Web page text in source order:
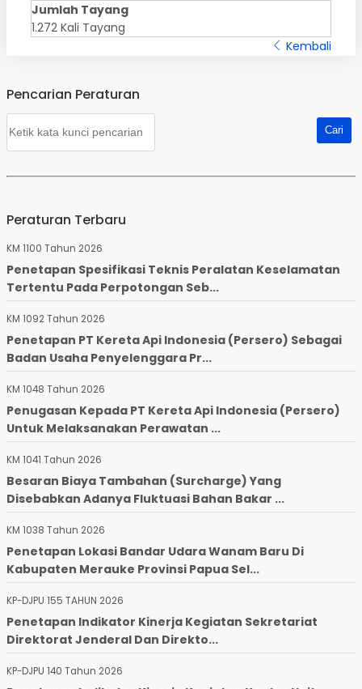
Jumlah Tayang
1.272 Kali Tayang
Kembali
Pencarian Peraturan
Peraturan Terbaru
KM 1100 Tahun 2026
Penetapan Spesifikasi Teknis Peralatan Keselamatan
Tertentu Pada Perpotongan Seb...
KM 1092 Tahun 2026
Penetapan PT Kereta Api Indonesia (Persero) Sebagai
Badan Usaha Penyelenggara Pr...
KM 1048 Tahun 2026
Penugasan Kepada PT Kereta Api Indonesia (Persero)
Untuk Melaksanakan Perawatan ...
KM 1041 Tahun 2026
Besaran Biaya Tambahan (Surcharge) Yang
Disebabkan Adanya Fluktuasi Bahan Bakar ...
KM 1038 Tahun 2026
Penetapan Lokasi Bandar Udara Wanam Baru Di
Kabupaten Merauke Provinsi Papua Sel...
KP-DJPU 155 TAHUN 2026
Penetapan Indikator Kinerja Kegiatan Sekretariat
Direktorat Jenderal Dan Direkto...
KP-DJPU 140 Tahun 2026